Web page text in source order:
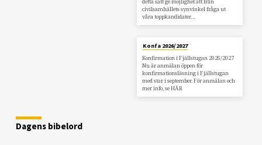
civilsamhällets synvinkel fråga ut
våra toppkandidater…
Konfa 2026/2027
Konfirmation i Fjällstugan 2026/2027
Nu är anmälan öppen för
konfirmationsläsning i Fjällstugan
med star i september. För anmälan och
mer info, se HÄR
Dagens bibelord